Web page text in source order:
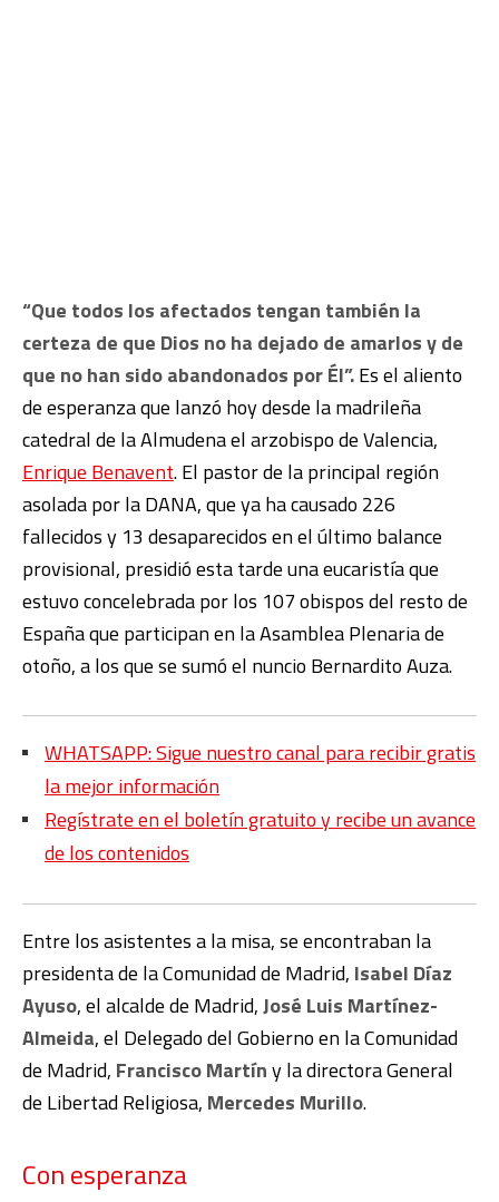
“Que todos los afectados tengan también la
certeza de que Dios no ha dejado de amarlos y de
que no han sido abandonados por Él”.Es el aliento
de esperanza que lanzó hoy desde la madrileña
catedral de la Almudena el arzobispo de Valencia,
Enrique Benavent. El pastor de la principal región
asolada por la DANA, que ya ha causado 226
fallecidos y 13 desaparecidos en el último balance
provisional, presidió esta tarde una eucaristía que
estuvo concelebrada por los 107 obispos del resto de
España que participan en la Asamblea Plenaria de
otoño, a los que se sumó el nuncio Bernardito Auza.
WHATSAPP: Sigue nuestro canal para recibir gratis
la mejor información
Regístrate en el boletín gratuito y recibe un avance
de los contenidos
Entre los asistentes a la misa, se encontraban la
presidenta de la Comunidad de Madrid, Isabel Díaz
Ayuso, el alcalde de Madrid,José Luis Martínez-
Almeida, el Delegado del Gobierno en la Comunidad
de Madrid, Francisco Martíny la directora General
de Libertad Religiosa, Mercedes Murillo.
Con esperanza